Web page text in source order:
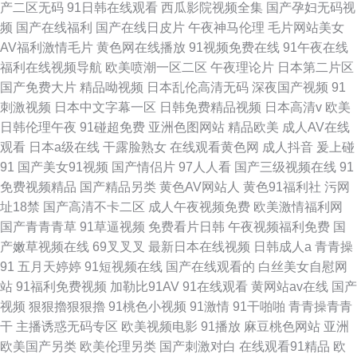
产二区无码 91日韩在线观看 西瓜影院视频全集 国产孕妇无码视
频 国产在线福利 国产在线日皮片 午夜神马伦理 毛片网站美女
AV福利激情毛片 黄色网在线播放 91视频免费在线 91午夜在线
福利在线视频导航 欧美喷潮一区二区 午夜理论片 日本第二片区
国产免费大片 精品呦视频 日本乱伦高清无码 深夜国产视频 91
刺激视频 日本中文字幕一区 日韩免费精品视频 日本高清v 欧美
日韩伦理午夜 91碰超免费 亚洲色图网站 精品欧美 成人AV在线
观看 日本a级在线 干露脸熟女 在线观看黄色网 成人抖音 爰上碰
91 国产美女91视频 国产情侣片 97人人看 国产三级视频在线 91
免费视频精品 国产精品另类 黄色AV网站人 黄色91福利社 污网
址18禁 国产高清不卡二区 成人午夜视频免费 欧美激情福利网
国产青青青草 91草逼视频 免费看片日韩 午夜视频福利免费 国
产嫩草视频在线 69叉叉叉 最新日本在线视频 日韩成人a 青青操
91 五月天婷婷 91短视频在线 国产在线观看的 白丝美女自慰网
站 91福利免费视频 加勒比91AV 91在线观看 黄网站av在线 国产
视频 狠狠擼狠狠擼 91桃色小视频 91激情 91干啪啪 青青操青青
干 主播诱惑无码专区 欧美视频电影 91播放 麻豆桃色网站 亚洲
欧美国产另类 欧美伦理另类 国产刺激对白 在线观看91精品 欧